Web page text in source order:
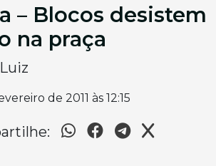
– Blocos desistem
na praça
de 2011 às 12:15